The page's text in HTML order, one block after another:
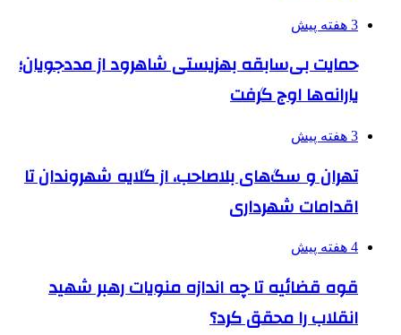
3 هفته پیش
حمایت بی‌سابقه بهزیستی شاهرود از مددجویان؛
یارانه‌ها اوج گرفت
3 هفته پیش
تهران و سگ‌های بلاصاحب، از گلایه شهروندان تا
اقدامات شهرداری
4 هفته پیش
قوه قضائیه تا چه اندازه منویات رهبر شهید
انقلاب را محقق کرد؟